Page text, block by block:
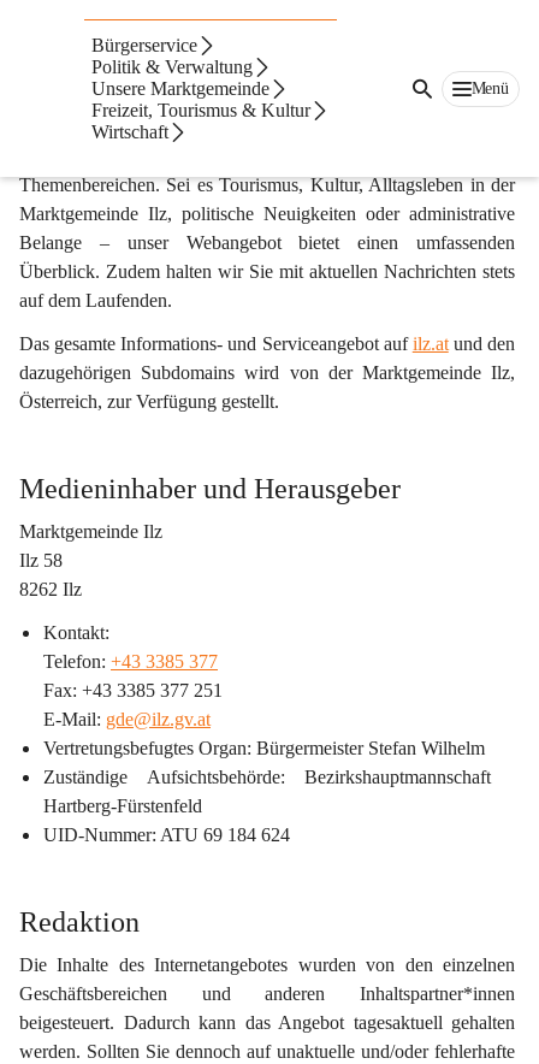
Bürgerservice
Politik & Verwaltung
Unsere Marktgemeinde
Freizeit, Tourismus & Kultur
Wirtschaft
Menü
Impressum & Offenlegung gemäß §25 des
Mediengesetzes
ist die offizielle Online-Plattform der Marktgemeinde Ilz.
Hier und auf zugehörigen Subdomains finden Sie eine Vielfalt an
Themenbereichen. Sei es Tourismus, Kultur, Alltagsleben in der
Marktgemeinde Ilz, politische Neuigkeiten oder administrative
Belange – unser Webangebot bietet einen umfassenden
Überblick. Zudem halten wir Sie mit aktuellen Nachrichten stets
auf dem Laufenden.
Das gesamte Informations- und Serviceangebot auf ilz.at und den
dazugehörigen Subdomains wird von der Marktgemeinde Ilz,
Österreich, zur Verfügung gestellt.
Medieninhaber und Herausgeber
Marktgemeinde Ilz
Ilz 58
8262 Ilz
Kontakt:
Telefon: +43 3385 377
Fax: +43 3385 377 251
E-Mail: gde@ilz.gv.at
Vertretungsbefugtes Organ: Bürgermeister Stefan Wilhelm
Zuständige Aufsichtsbehörde: Bezirkshauptmannschaft
Hartberg-Fürstenfeld
UID-Nummer: ATU 69 184 624
Redaktion
Die Inhalte des Internetangebotes wurden von den einzelnen
Geschäftsbereichen und anderen Inhaltspartner*innen
beigesteuert. Dadurch kann das Angebot tagesaktuell gehalten
werden. Sollten Sie dennoch auf unaktuelle und/oder fehlerhafte